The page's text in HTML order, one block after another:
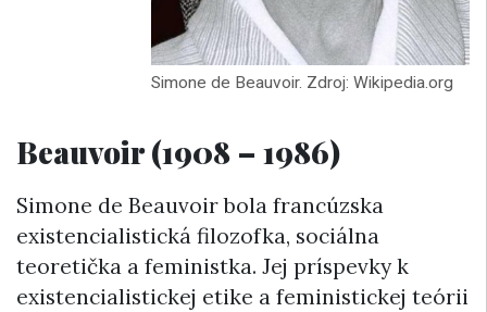
Simone de Beauvoir. Zdroj: Wikipedia.org
Beauvoir (1908 – 1986)
Simone de Beauvoir bola francúzska
existencialistická filozofka, sociálna
teoretička a feministka. Jej príspevky k
existencialistickej etike a feministickej teórii